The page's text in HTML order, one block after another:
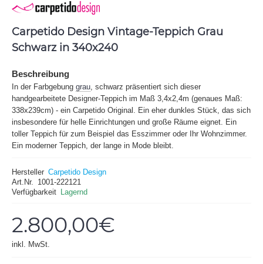
Carpetido Design Vintage-Teppich Grau
Schwarz in 340x240
Beschreibung
In der Farbgebung grau , schwarz präsentiert sich dieser
handgearbeitete Designer-Teppich im Maß 3,4x2,4m (genaues Maß:
338x239cm) - ein Carpetido Original. Ein eher dunkles Stück, das sich
insbesondere für helle Einrichtungen und große Räume eignet. Ein
toller Teppich für zum Beispiel das Esszimmer oder Ihr Wohnzimmer.
Ein moderner Teppich, der lange in Mode bleibt.
Hersteller Carpetido Design
Art.Nr.
1001-222121
Verfügbarkeit
Lagernd
2.800,00€
inkl. MwSt.